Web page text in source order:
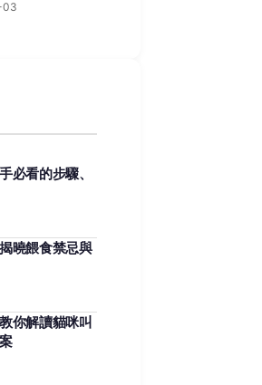
03
必看的步驟、
曉餵食禁忌與
你解讀貓咪叫